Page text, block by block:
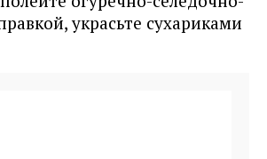
украсьте сухариками